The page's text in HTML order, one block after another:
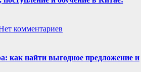
комментариев
как найти выгодное предложение и